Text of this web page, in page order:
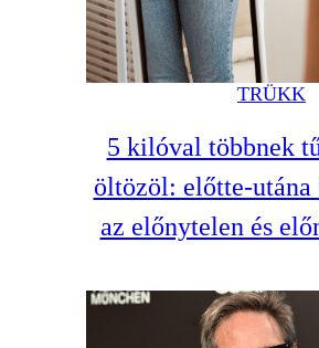
TRÜKK
5 kilóval többnek
öltözöl: előtte-utána
az előnytelen és